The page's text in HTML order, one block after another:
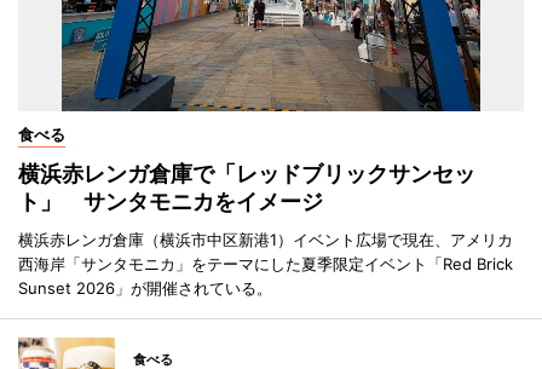
食べる
横浜赤レンガ倉庫で「レッドブリックサンセッ
ト」 サンタモニカをイメージ
横浜赤レンガ倉庫（横浜市中区新港1）イベント広場で現在、アメリカ
西海岸「サンタモニカ」をテーマにした夏季限定イベント「Red Brick
Sunset 2026」が開催されている。
食べる